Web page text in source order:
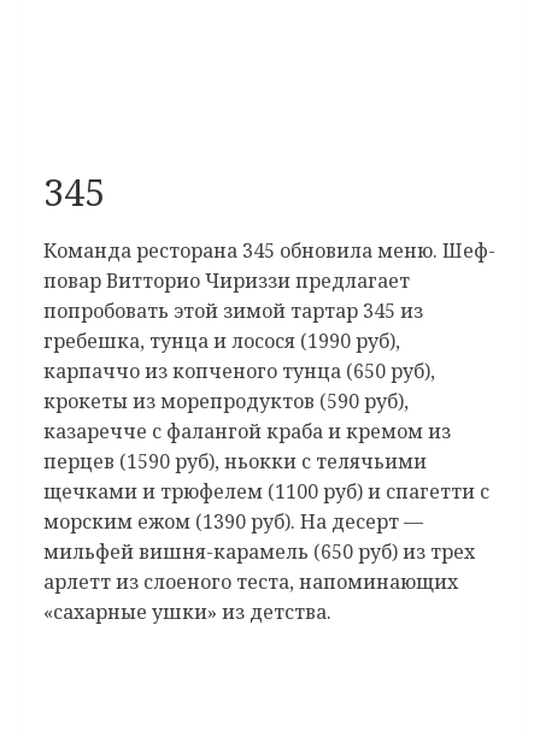
345
Команда ресторана 345 обновила меню. Шеф-
повар Витторио Чириззи предлагает
попробовать этой зимой тартар 345 из
гребешка, тунца и лосося (1990 руб),
карпаччо из копченого тунца (650 руб),
крокеты из морепродуктов (590 руб),
казаречче с фалангой краба и кремом из
перцев (1590 руб), ньокки с телячьими
щечками и трюфелем (1100 руб) и спагетти с
морским ежом (1390 руб). На десерт —
мильфей вишня-карамель (650 руб) из трех
арлетт из слоеного теста, напоминающих
«сахарные ушки» из детства.